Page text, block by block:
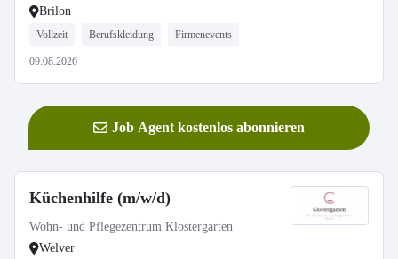
Brilon
Vollzeit Berufskleidung Firmenevents
09.08.2026
Job Agent kostenlos abonnieren
Küchenhilfe (m/w/d)
Wohn- und Pflegezentrum Klostergarten
Welver